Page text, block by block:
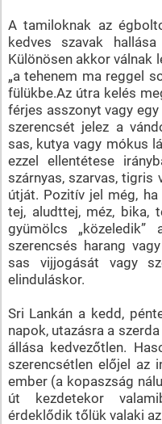
A tamiloknak az
kedves szavak
Különösen akkor válnak
„a tehenem ma reggel
fülükbe.Az útra kelés
férjes asszonyt vagy
szerencsét jelez a
sas, kutya vagy mókus
ezzel ellentétese
szárnyas, szarvas, tigris
útját. Pozitív jel még, ha
tej, aludttej, méz, bika,
gyümölcs
szerencsés harang
sas vijjogását vagy
elinduláskor.
Sri Lankán a kedd,
napok, utazásra a
állása kedvezőtlen.
szerencsétlen előjel az
ember (a kopaszság
út kezdetekor
érdeklődik tőlük valaki